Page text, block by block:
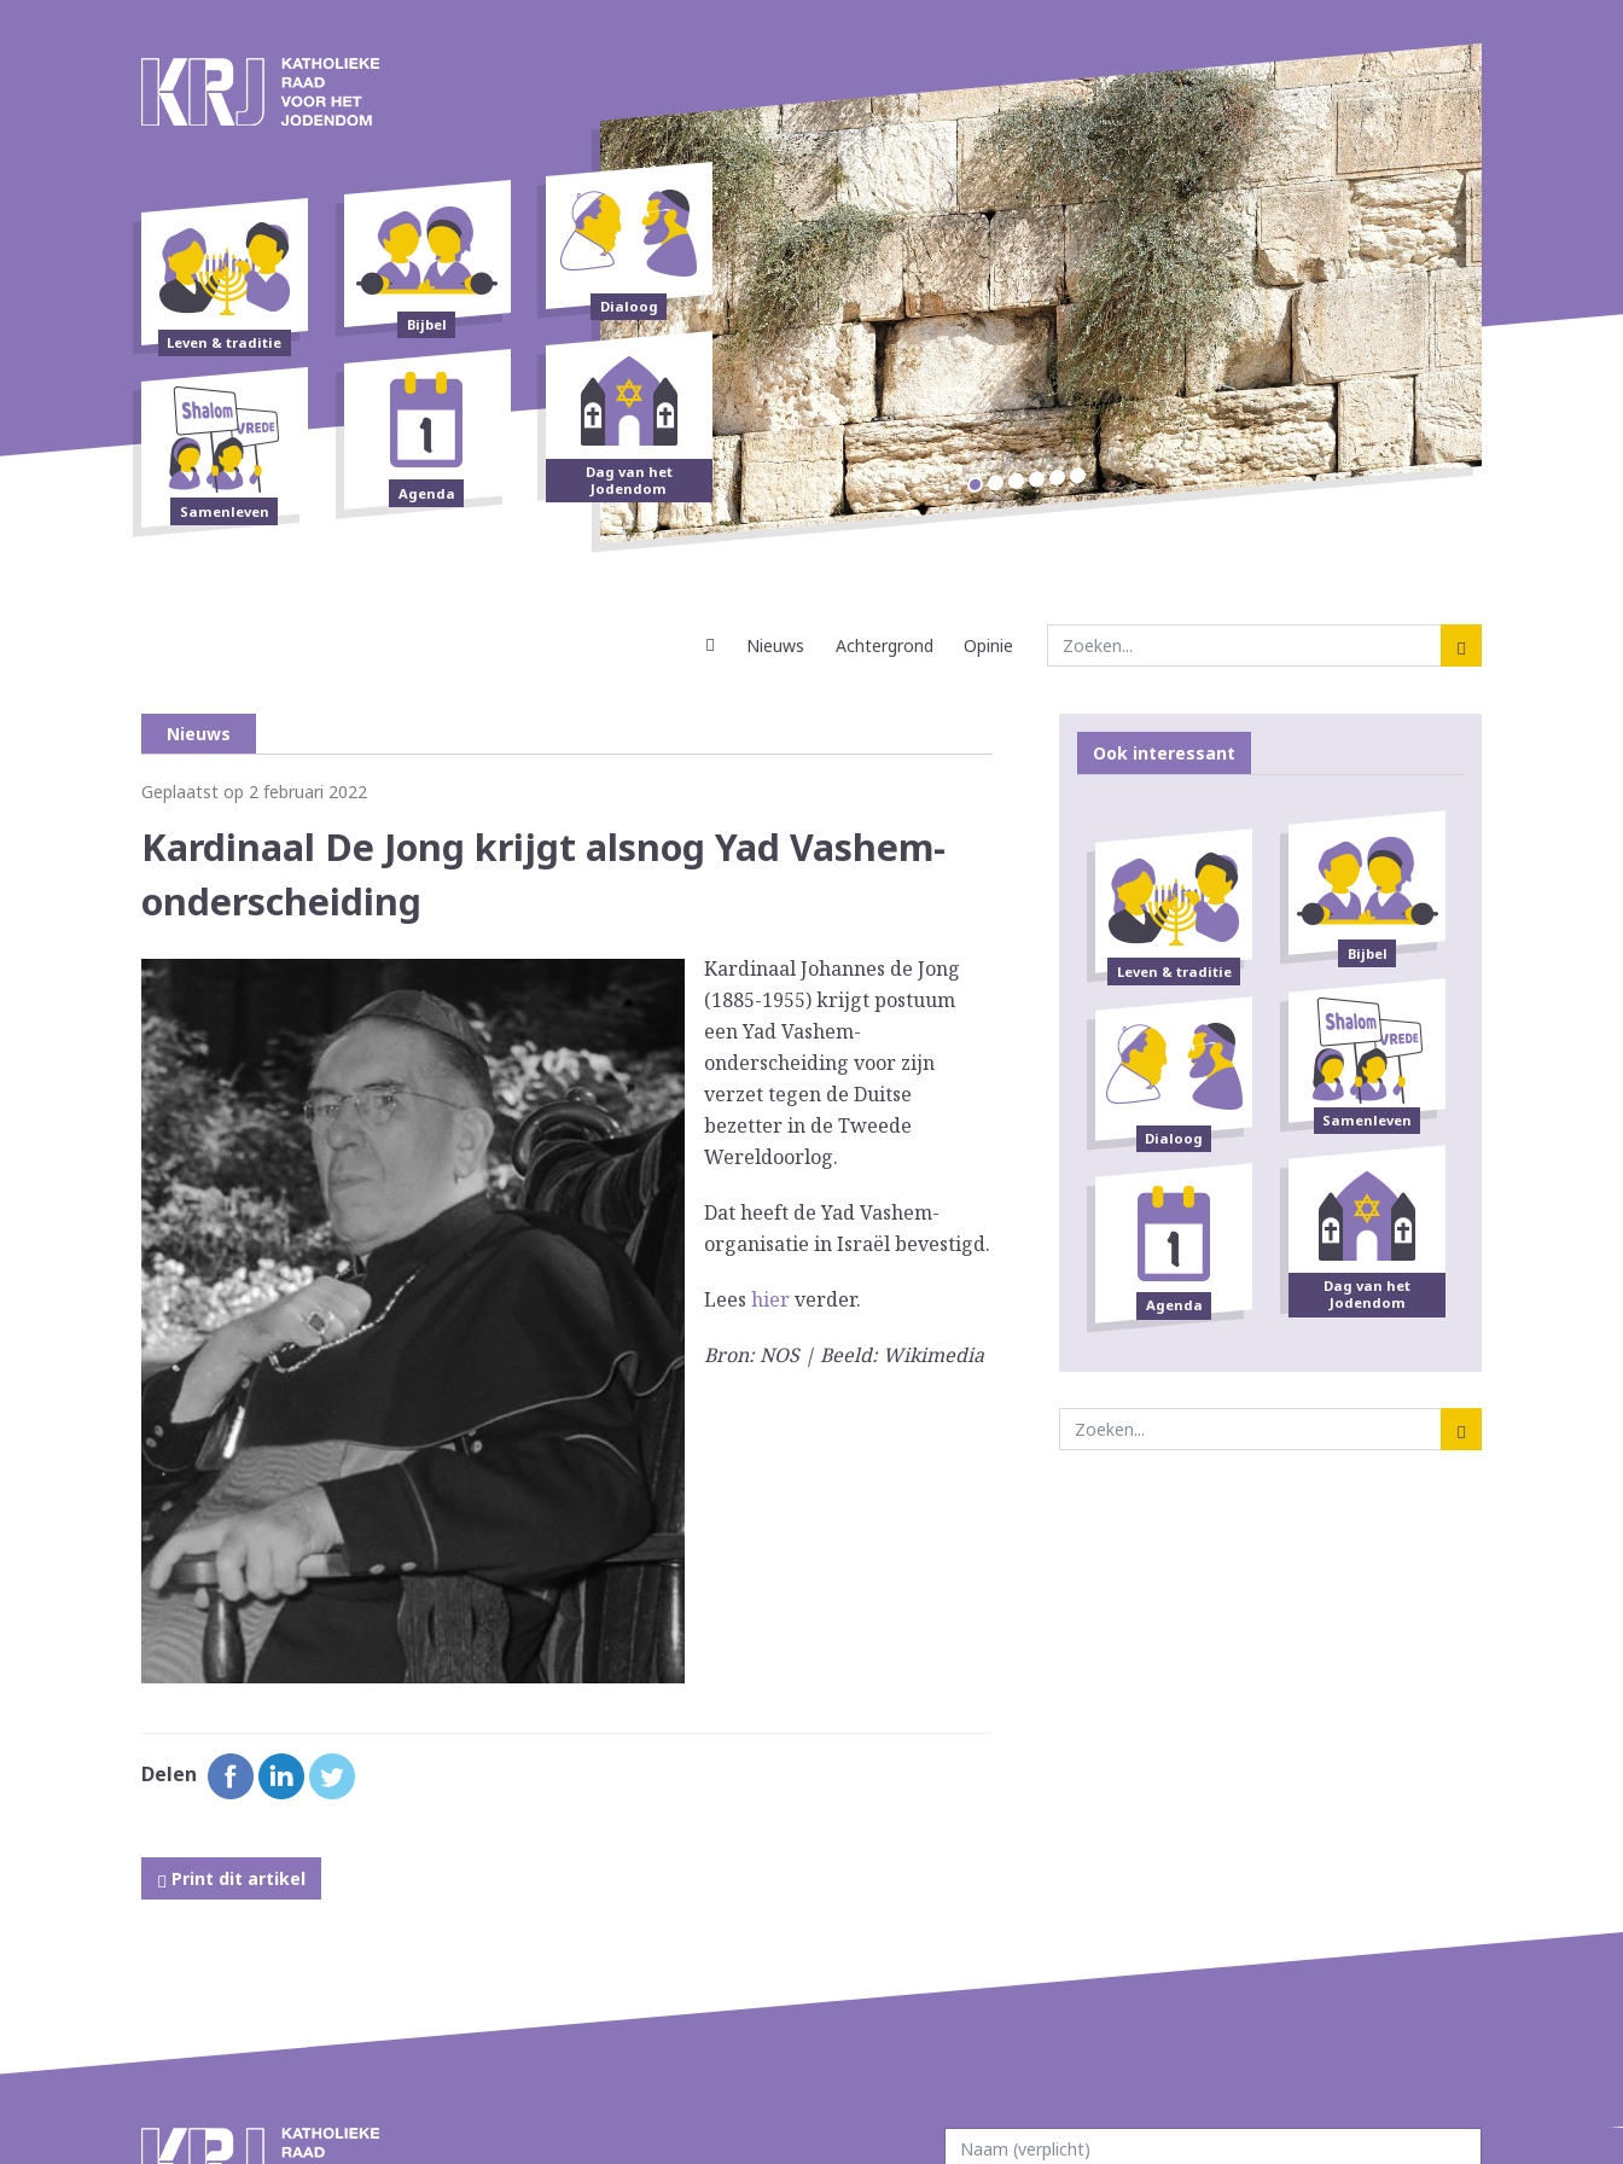
Leven & traditie
Bijbel
Dialoog
Samenleven
Agenda
Dag van het
Jodendom
Nieuws Achtergrond Opinie
Nieuws
Geplaatst op 2 februari 2022
Kardinaal De Jong krijgt alsnog Yad Vashem-
onderscheiding
Kardinaal Johannes de Jong
(1885-1955) krijgt postuum
een Yad Vashem-
onderscheiding voor zijn
verzet tegen de Duitse
bezetter in de Tweede
Wereldoorlog.
Dat heeft de Yad Vashem-
organisatie in Israël bevestigd.
Lees hierverder.
Bron: NOS | Beeld: Wikimedia
Delen
Print dit artikel
Ook interessant
Leven & traditie
Bijbel
Dialoog
Samenleven
Agenda
Dag van het
Jodendom